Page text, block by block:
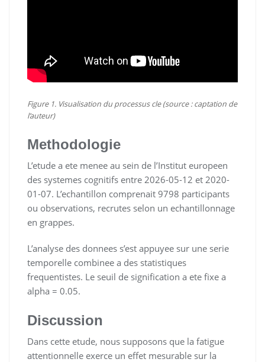
Figure 1. Visualisation du processus cle (source : captation de
l’auteur)
Methodologie
L’etude a ete menee au sein de l’Institut europeen
des systemes cognitifs entre 2026-05-12 et 2020-
01-07. L’echantillon comprenait 9798 participants
ou observations, recrutes selon un echantillonnage
en grappes.
L’analyse des donnees s’est appuyee sur une serie
temporelle combinee a des statistiques
frequentistes. Le seuil de signification a ete fixe a
alpha = 0.05.
Discussion
Dans cette etude, nous supposons que la fatigue
attentionnelle exerce un effet mesurable sur la